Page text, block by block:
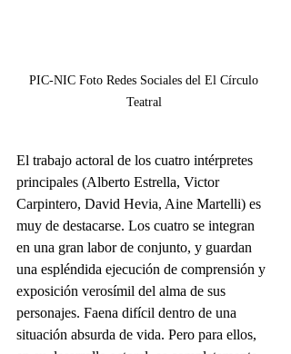
PIC-NIC Foto Redes Sociales del El Círculo
Teatral
El trabajo actoral de los cuatro intérpretes
principales (Alberto Estrella, Victor
Carpintero, David Hevia, Aine Martelli) es
muy de destacarse. Los cuatro se integran
en una gran labor de conjunto, y guardan
una espléndida ejecución de comprensión y
exposición verosímil del alma de sus
personajes. Faena difícil dentro de una
situación absurda de vida. Pero para ellos,